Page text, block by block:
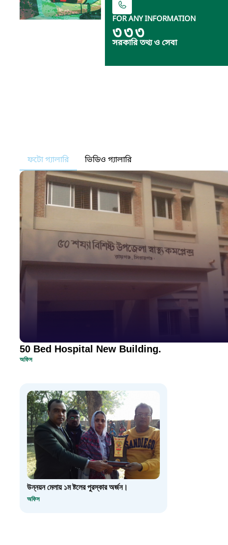
FOR ANY INFORMATION
৩৩৩
সরকারি তথ্য ও সেবা
ফটো গ্যালারি ভিডিও গ্যালারি
50 Bed Hospital New Building.
অফিস
উন্নয়ন মেলায় ১ম ষ্টলের পুরস্কার অর্জন।
অফিস